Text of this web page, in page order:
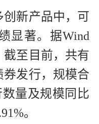
新产品中，可
显著。据Wind
至目前，共有
券发行，规模合
数量及规模同比
。